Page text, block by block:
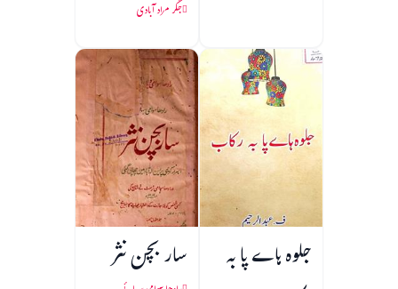
جگر مراد آبادی
جلوہ ہاے پا به سار بچن نثر